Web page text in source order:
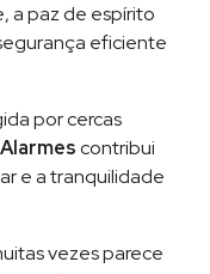
a paz de espírito
eficiente
por cercas
contribui
e a tranquilidade
vezes parece